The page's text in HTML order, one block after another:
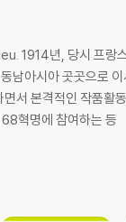
년, 당시 프랑
남아시아 곳곳으로
에는 훗날 프랑스의 대통령이 될 프랑수아
혁명에 참여하는 등